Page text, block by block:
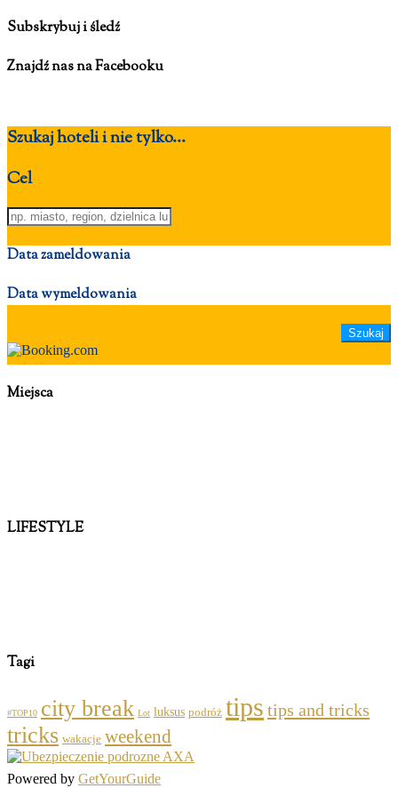
Subskrybuj i śledź
Znajdź nas na Facebooku
Szukaj hoteli i nie tylko...
Cel
Data zameldowania
Data wymeldowania
Miejsca
LIFESTYLE
Tagi
#TOP10 city break Lot luksus podróż tips tips and tricks
tricks wakacje weekend
Powered by GetYourGuide